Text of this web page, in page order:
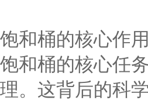
饱和桶的核心作
饱和桶的核心任
理。这背后的科